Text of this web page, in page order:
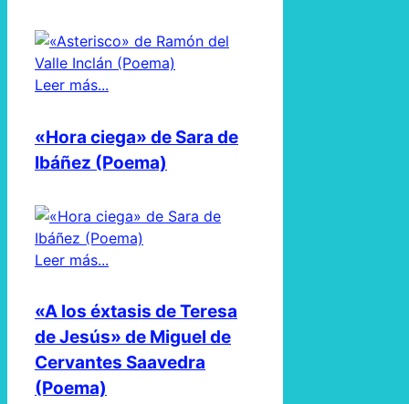
Leer más...
«Hora ciega» de Sara de
Ibáñez (Poema)
Leer más...
«A los éxtasis de Teresa
de Jesús» de Miguel de
Cervantes Saavedra
(Poema)